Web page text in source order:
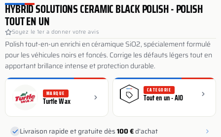
HYBRID SOLUTIONS CERAMIC BLACK POLISH - POLISH
TOUT EN UN
Soyez le 1er a donner votre avis
Polish tout-en-un enrichi en céramique SiO2, spécialement formulé
pour les véhicules noirs et foncés. Corrige les défauts légers tout en
apportant brillance intense et protection durable.
MARQUE
Turtle Wax
CATEGORIE
Tout en un - AIO
Livraison rapide et gratuite dès100 €d'achat